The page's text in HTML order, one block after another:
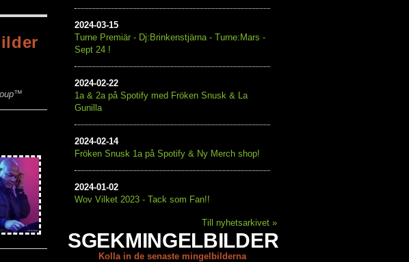
2024-03-15
Turne Premiär - Dj:Brinkenstjärna - Turne:Mars -
Sept 24 !
2024-02-22
1a & 2a på Spotify med Fröken Snusk & La
Gunilla
2024-02-14
Fröken Snusk 1a på Spotify & Ny Merch shop!
2024-01-02
Wov Vilket 2023 - Tack som Fan!!
Till nyhetsarkivet »
SGEKMINGELBILDER
Kolla in de senaste mingelbilderna